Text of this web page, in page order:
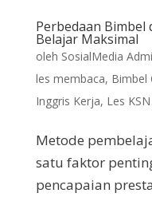
Perbedaan Bimbel
Belajar Maksimal
oleh SosialMedia
les membaca, Bimbel
Inggris Kerja, Les KSN
Metode
satu faktor
pencapaian